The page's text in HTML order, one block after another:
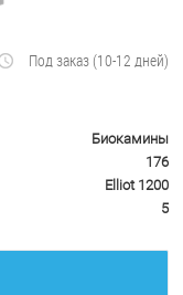
Под заказ (10-12 дней)
Биокамины
176
Elliot 1200
5